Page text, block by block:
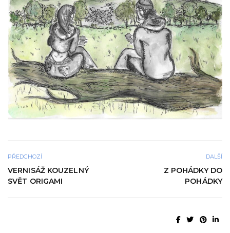
PŘEDCHOZÍ
VERNISÁŽ KOUZELNÝ
SVĚT ORIGAMI
DALŠÍ
Z POHÁDKY DO
POHÁDKY